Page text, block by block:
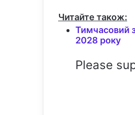
Читайте також:
Тимчасовий
2028 року
Please